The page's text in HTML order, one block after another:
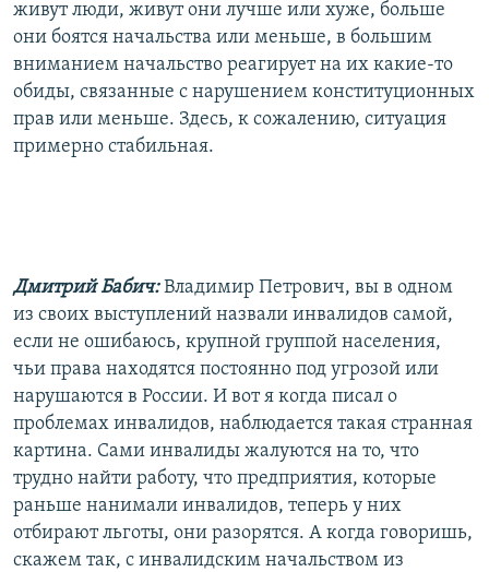
живут люди, живут они лучше или хуже, больше
они боятся начальства или меньше, в большим
вниманием начальство реагирует на их какие-то
обиды, связанные с нарушением конституционных
прав или меньше. Здесь, к сожалению, ситуация
примерно стабильная.
Дмитрий Бабич: Владимир Петрович, вы в одном
из своих выступлений назвали инвалидов самой,
если не ошибаюсь, крупной группой населения,
чьи права находятся постоянно под угрозой или
нарушаются в России. И вот я когда писал о
проблемах инвалидов, наблюдается такая странная
картина. Сами инвалиды жалуются на то, что
трудно найти работу, что предприятия, которые
раньше нанимали инвалидов, теперь у них
отбирают льготы, они разорятся. А когда говоришь,
скажем так, с инвалидским начальством из